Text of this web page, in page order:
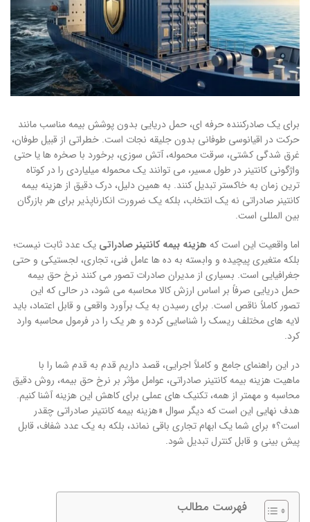
برای یک صادرکننده حرفه ای، حمل دریایی بدون پوشش بیمه مناسب مانند
حرکت در اقیانوسی طوفانی بدون جلیقه نجات است. خطراتی از قبیل طوفان،
غرق شدگی کشتی، سرقت محموله، آتش سوزی، برخورد با صخره ها یا حتی
واژگونی کانتینر در طول مسیر، می توانند یک محموله میلیاردی را در کوتاه
ترین زمان به خاکستر تبدیل کنند. به همین دلیل، درک دقیق از هزینه بیمه
کانتینر صادراتی نه یک انتخاب، بلکه یک ضرورت انکارناپذیر برای هر بازرگان
بین المللی است.
اما واقعیت این است که هزینه بیمه کانتینر صادراتی یک عدد ثابت نیست؛
بلکه متغیری پیچیده و وابسته به ده ها عامل فنی، تجاری، لجستیکی و حتی
جغرافیایی است. بسیاری از مدیران صادرات تصور می کنند نرخ حق بیمه
حمل دریایی صرفاً بر اساس ارزش کالا محاسبه می شود، در حالی که این
تصور کاملاً ناقص است. برای رسیدن به یک برآورد واقعی و قابل اعتماد، باید
لایه های مختلف ریسک را شناسایی کرده و هر یک را در فرمول محاسبه وارد
کرد.
در این راهنمای جامع و کاملاً اجرایی، قصد داریم قدم به قدم شما را با
ماهیت هزینه بیمه کانتینر صادراتی، عوامل مؤثر بر نرخ حق بیمه، روش دقیق
محاسبه و مهمتر از همه، تکنیک های عملی برای کاهش این هزینه آشنا کنیم.
هدف نهایی این است که دیگر سوال «هزینه بیمه کانتینر صادراتی چقدر
است؟» برای شما یک ابهام تجاری باقی نماند، بلکه به یک عدد شفاف، قابل
پیش بینی و قابل کنترل تبدیل شود.
فهرست مطالب